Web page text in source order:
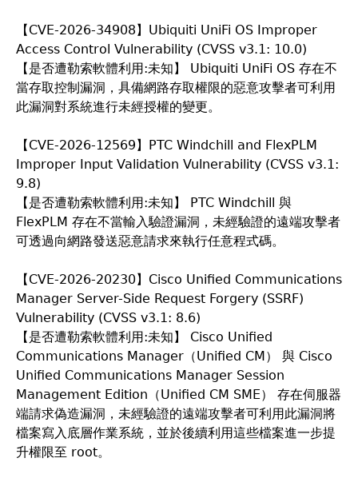
【CVE-2026-34908】Ubiquiti UniFi OS Improper
Access Control Vulnerability (CVSS v3.1: 10.0)
【是否遭勒索軟體利用:未知】 Ubiquiti UniFi OS 存在不
當存取控制漏洞，具備網路存取權限的惡意攻擊者可利用
此漏洞對系統進行未經授權的變更。
【CVE-2026-12569】PTC Windchill and FlexPLM
Improper Input Validation Vulnerability (CVSS v3.1:
9.8)
【是否遭勒索軟體利用:未知】 PTC Windchill 與
FlexPLM 存在不當輸入驗證漏洞，未經驗證的遠端攻擊者
可透過向網路發送惡意請求來執行任意程式碼。
【CVE-2026-20230】Cisco Unified Communications
Manager Server-Side Request Forgery (SSRF)
Vulnerability (CVSS v3.1: 8.6)
【是否遭勒索軟體利用:未知】 Cisco Unified
Communications Manager（Unified CM） 與 Cisco
Unified Communications Manager Session
Management Edition（Unified CM SME） 存在伺服器
端請求偽造漏洞，未經驗證的遠端攻擊者可利用此漏洞將
檔案寫入底層作業系統，並於後續利用這些檔案進一步提
升權限至 root。